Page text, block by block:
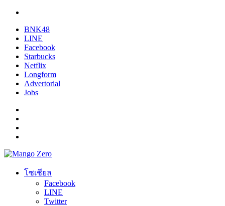
BNK48
LINE
Facebook
Starbucks
Netflix
Longform
Advertorial
Jobs
โซเชียล
Facebook
LINE
Twitter